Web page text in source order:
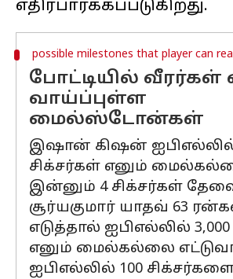
possible milestones that player can
போட்டியில் வீரர்கள்
வாய்ப்புள்ள
மைல்ஸ்டோன்கள்
இஷான் கிஷன் ஐபிஎல்லில்
சிக்சர்கள் எனும்
இன்னும் 4 சிக்சர்கள்
சூர்யகுமார் யாதவ் 63
எடுத்தால் ஐபிஎல்லில்
எனும் மைல்கல்லை
ஐபிஎல்லில் 100